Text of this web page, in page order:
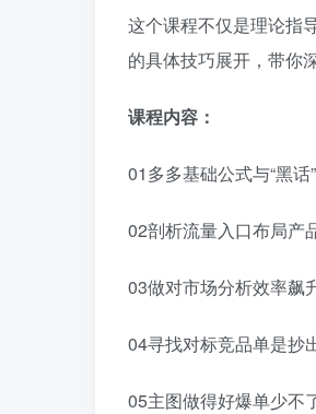
这个课程不仅是理论指
的具体技巧展开，带你
课程内容：
01多多基础公式与“黑话
02剖析流量入口布局产
03做对市场分析效率飙
04寻找对标竞品单是抄
05主图做得好爆单少不